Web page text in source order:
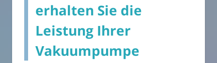
erhalten Sie die
Leistung Ihrer
Vakuumpumpe